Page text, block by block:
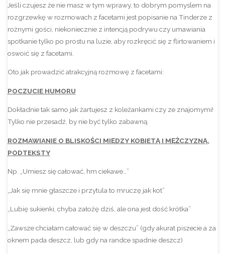
Jeśli czujesz że nie masz w tym wprawy, to dobrym pomyslem na
rozgrzewkę w rozmowach z facetami jest popisanie na Tinderze z
rożnymi gości, niekoniecznie z intencją podrywu czy umawiania
spotkanie tylko po prostu na luzie, aby rozkręcić się z flirtowaniem i
oswoić się z facetami.
Oto jak prowadzić atrakcyjną rozmowę z facetami:
POCZUCIE HUMORU
Dokładnie tak samo jak żartujesz z koleżankami czy ze znajomymi!
Tylko nie przesadź, by nie być tylko zabawną.
ROZMAWIANIE O BLISKOŚCI MIĘDZY KOBIETĄ I MĘŻCZYZNĄ,
PODTEKSTY
Np. „Umiesz się całować, hm ciekawe…”
„Jak się mnie głaszcze i przytula to mruczę jak kot”
„Lubię sukienki, chyba założę dziś, ale ona jest dość krótka”
„Zawsze chciałam całować się w deszczu” (gdy akurat piszecie a za
oknem pada deszcz, lub gdy na randce spadnie deszcz)